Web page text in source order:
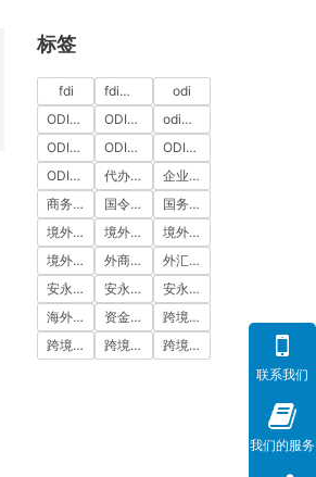
标签
fdi fdi备案
odi
ODI代办
ODI代办服务
odi备案
ODI备案中介机构
ODI备案代办中介
ODI备案费用
ODI登记
代办ODI多少钱
企业出海
商务部备案
国令第837号
国务院令第837号
境外投资
境外投资备案
境外投资备案流程
境外直接投资
外商投资
外汇登记
安永国际
安永国际ODI备案
安永国际跨境合规圈
海外公司注册服务
资金出境
跨境合规
跨境合规圈
跨境合规服务
跨境投资
联系我们
我们的服务